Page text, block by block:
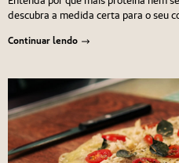
descubra a medida certa para o seu
Continuar lendo